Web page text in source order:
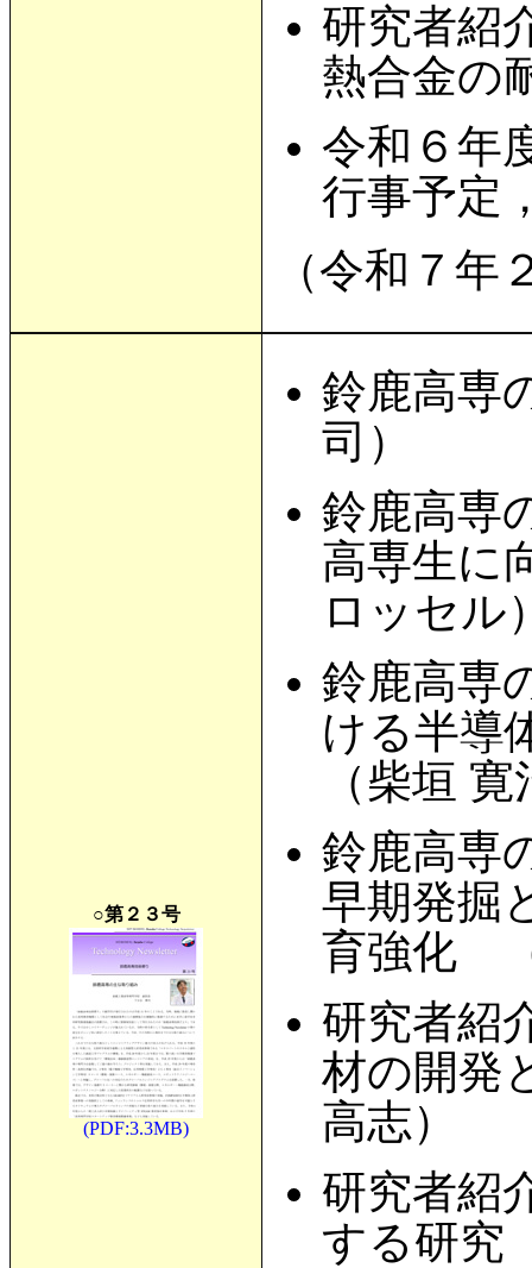
研究者紹
熱合金の
令和６年
行事予定
（令和７
○第２３号
(PDF:3.3MB)
鈴鹿高専
司）
鈴鹿高専
高専生に
ロッセ
鈴鹿高専
ける半導
（柴垣
鈴鹿高専
早期発掘
育強化
研究者紹
材の開発
高志）
研究者紹
する研究